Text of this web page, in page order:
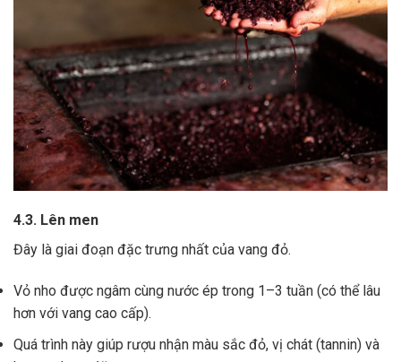
4.3. Lên men
Đây là giai đoạn đặc trưng nhất của vang đỏ.
Vỏ nho được ngâm cùng nước ép trong 1–3 tuần (có thể lâu
hơn với vang cao cấp).
Quá trình này giúp rượu nhận màu sắc đỏ, vị chát (tannin) và